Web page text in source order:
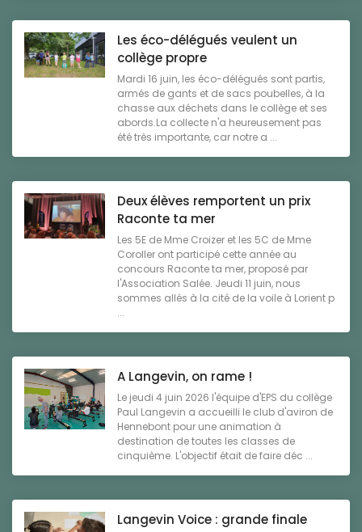
Les éco-délégués veulent un
collège propre
Mardi 16 juin, les éco-délégués sont partis,
armés de gants et de sacs poubelles, à la
chasse aux déchets dans le collège et ses
abords.La collecte n'a heureusement pas
été très importante, car notre a ...
Deux élèves remportent un prix
Raconte ta mer
Les 5E de Mme Croizer et les 5C de Mme
Coroller ont participé cette année au
concours Raconte ta mer, proposé par
l'Association Salée. Jeudi 11 juin, nous
sommes allés à la cité de la voile à Lorient p
...
A Langevin, on rame !
Le jeudi 4 juin 2026 l'équipe d'EPS du collège
Paul Langevin a accueilli le club d'aviron de
Hennebont pour une animation à
destination de toutes les classes de
cinquième. L'objectif était de faire déc ...
Langevin Voice : grande finale